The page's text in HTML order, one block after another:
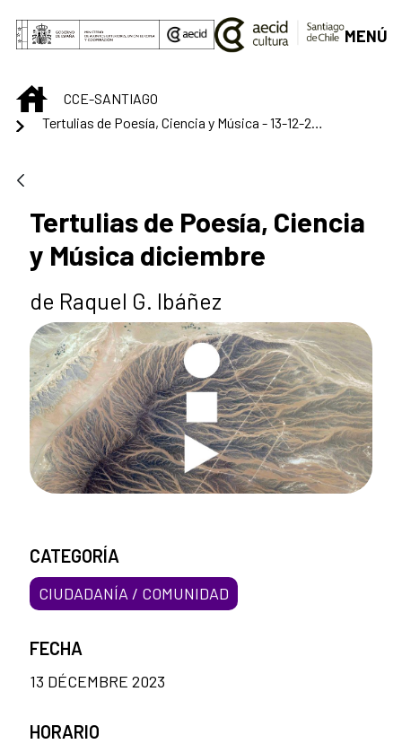
Saut au contenu principal
MENÚ
INICIOCCE-SANTIAGO
Tertulias de Poesía, Ciencia
y Música diciembre
de Raquel G. Ibáñez
CATEGORÍA
CIUDADANÍA / COMUNIDAD
FECHA
13 DÉCEMBRE 2023
HORARIO